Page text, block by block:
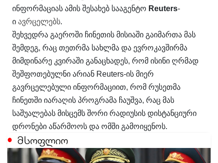
ინფორმაციას ამის შესახებ სააგენტო Reuters-
ი ავრცელებს.
შეხვედრა გაეროში ჩინეთის მისიაში გაიმართა მას
შემდეგ, რაც თეთრმა სახლმა და ევროკავშირმა
მიმდინარე კვირაში განაცხადეს, რომ ისინი ღრმად
შეშფოთებულნი არიან Reuters-ის მიერ
გავრცელებული ინფორმაციით, რომ რუსეთმა
ჩინეთში იარაღის პროგრამა ჩაუშვა, რაც მას
საშუალებას მისცემს შორი რადიუსის დისტანციური
დრონები აწარმოოს და ომში გამოიყენოს.
მსოფლიო